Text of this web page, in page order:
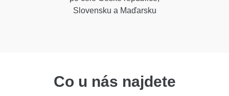
Slovensku a Maďarsku
Co u nás najdete